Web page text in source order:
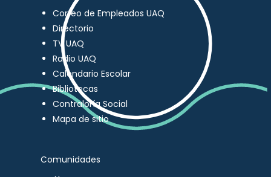
Correo de Empleados UAQ
Directorio
TV UAQ
Radio UAQ
Calendario Escolar
Bibliotecas
Contraloría Social
Mapa de sitio
Comunidades